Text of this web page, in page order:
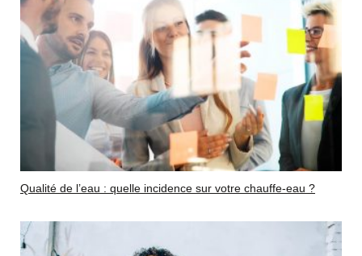
Qualité de l’eau : quelle incidence sur votre chauffe-eau ?